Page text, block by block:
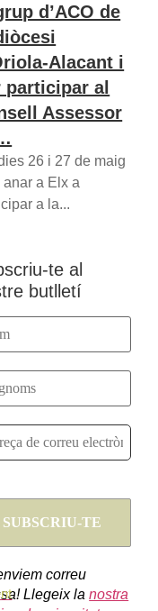
d’ACO de
Alacant i
participar al
Assessor
26 i 27 de maig
anar a Elx a
a la...
te al
butlletí
correu
Llegeix lanostra